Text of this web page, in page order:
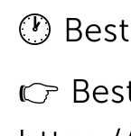
🕐
👉